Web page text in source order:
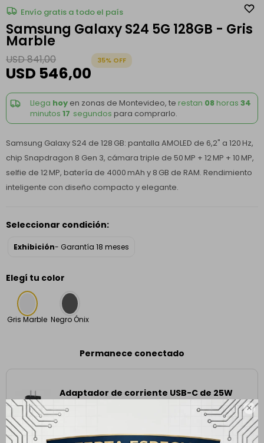

Envío gratis a todo el país
Samsung Galaxy S24 5G 128GB - Gris
Marble
USD 546,00
USD841,00 35
Llega hoy en zonas de Montevideo, te restan 08 horas 34
minutos 17 segundos para comprarlo.
Samsung Galaxy S24 de 128 GB: pantalla AMOLED de 6,2" a 120 Hz,
chip Snapdragon 8 Gen 3, cámara triple de 50 MP + 12 MP + 10 MP,
selfie de 12 MP, batería de 4000 mAh y 8 GB de RAM. Rendimiento
inteligente con diseño compacto y elegante.
Seleccionar condición:
Exhibición- Garantía 18 meses
Elegí tu color
Gris Marble Negro Ónix
Permanece conectado
AGREGAR
Adaptador de corriente USB-C de 25W
USD